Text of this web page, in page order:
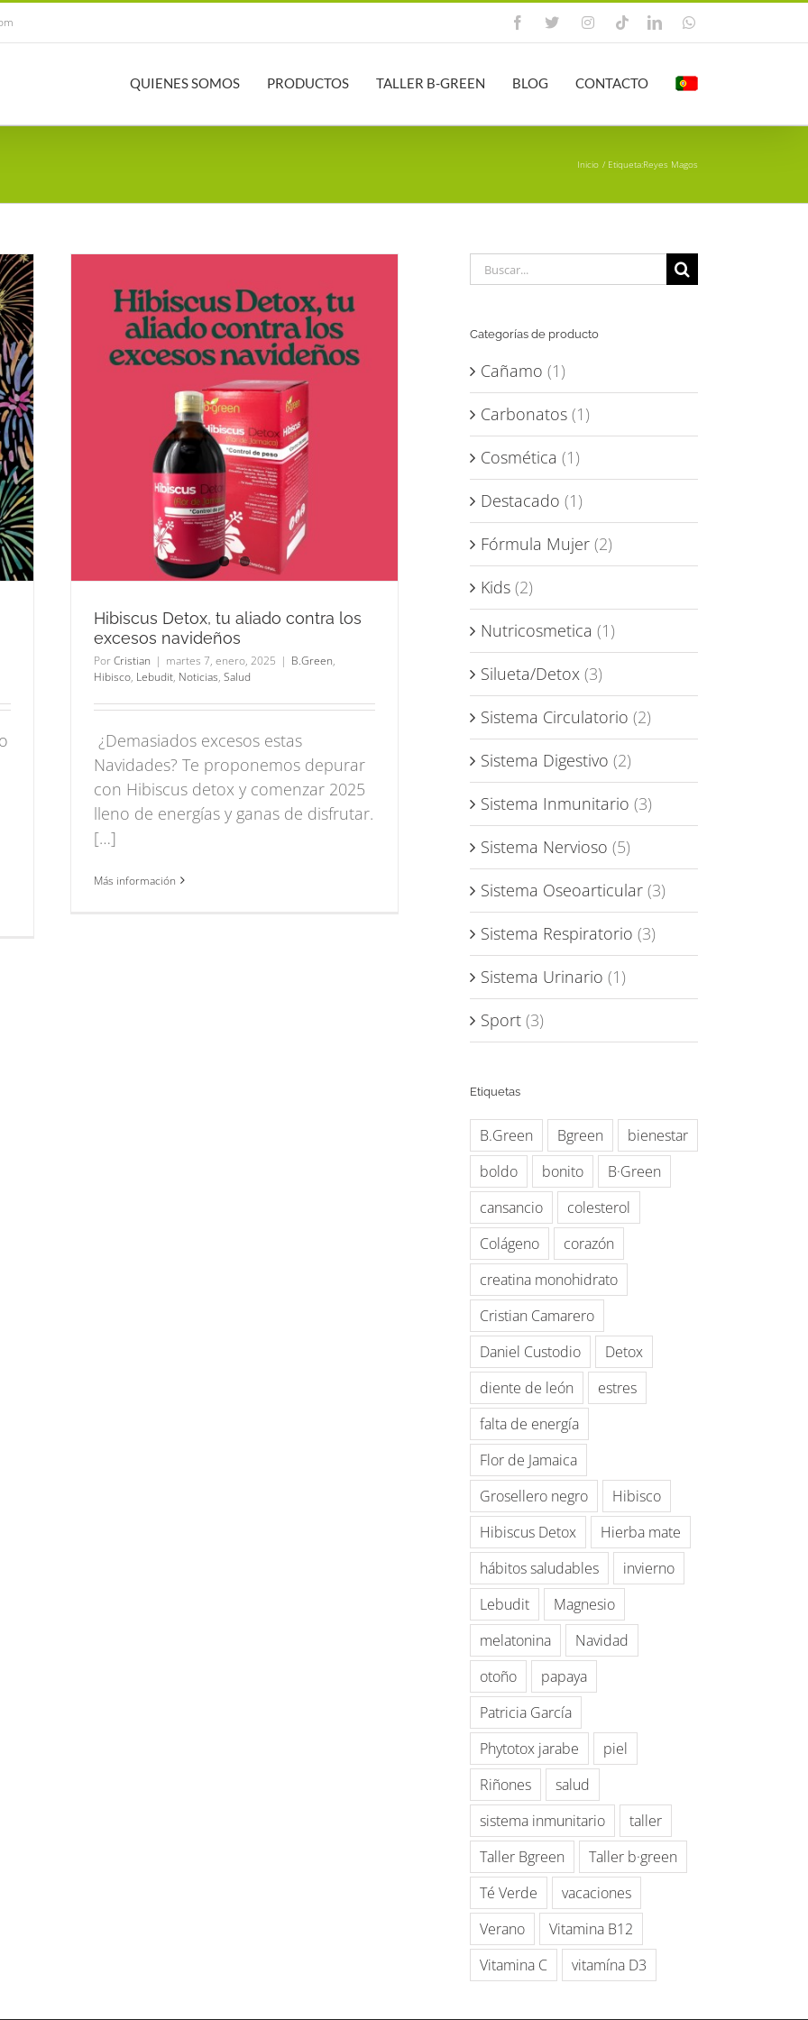
Facebook
X InstagramTiktokLinkedInWhatsApp
QUIENES SOMOS PRODUCTOS TALLER B-GREEN BLOG CONTACTO
Inicio Etiqueta:Reyes Magos
Hibiscus Detox, tu aliado contra los
excesos navideños
PorCristian | martes 7, enero, 2025 | B.Green,
Hibisco, Lebudit, Noticias, Salud
¿Demasiados excesos estas
Navidades? Te proponemos depurar
con Hibiscus detox y comenzar 2025
lleno de energías y ganas de disfrutar.
[…]
Más información
Buscar:
Categorías de producto
Cañamo (1)
Carbonatos (1)
Cosmética (1)
Destacado (1)
Fórmula Mujer (2)
Kids (2)
Nutricosmetica (1)
Silueta/Detox (3)
Sistema Circulatorio (2)
Sistema Digestivo (2)
Sistema Inmunitario (3)
Sistema Nervioso (5)
Sistema Oseoarticular (3)
Sistema Respiratorio (3)
Sistema Urinario (1)
Sport (3)
Etiquetas
B.Green Bgreen
bienestar
boldo
bonito
B·Green
cansancio
colesterol
Colágeno
corazón
creatina monohidrato
Cristian Camarero
Daniel Custodio
Detox
diente de león
estres
falta de energía
Flor de Jamaica
Grosellero negro
Hibisco
Hibiscus Detox
Hierba mate
hábitos saludables
invierno
Lebudit
Magnesio
melatonina
Navidad
otoño
papaya
Patricia García
Phytotox jarabe
piel
Riñones
salud
sistema inmunitario
taller
Taller Bgreen
Taller b·green
Té Verde
vacaciones
Verano
Vitamina B12
Vitamina C
vitamína D3